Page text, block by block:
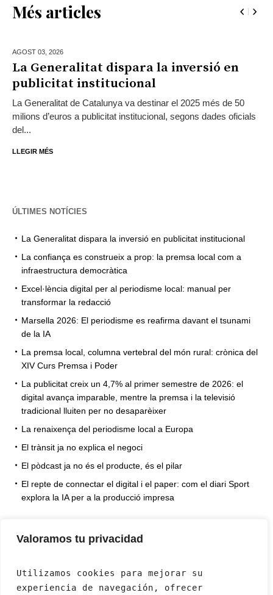
Valoramos tu privacidad
Utilizamos cookies para mejorar su
experiencia de navegación, ofrecer
Més articles
AGOST 03, 2026
La Generalitat dispara la inversió en
publicitat institucional
La Generalitat de Catalunya va destinar el 2025 més de 50
milions d’euros a publicitat institucional, segons dades oficials
del...
LLEGIR MÉS
ÚLTIMES NOTÍCIES
La Generalitat dispara la inversió en publicitat institucional
La confiança es construeix a prop: la premsa local com a
infraestructura democràtica
Excel·lència digital per al periodisme local: manual per
transformar la redacció
Marsella 2026: El periodisme es reafirma davant el tsunami
de la IA
La premsa local, columna vertebral del món rural: crònica del
XIV Curs Premsa i Poder
La publicitat creix un 4,7% al primer semestre de 2026: el
digital avança imparable, mentre la premsa i la televisió
tradicional lluiten per no desaparèixer
La renaixença del periodisme local a Europa
El trànsit ja no explica el negoci
El pòdcast ja no és el producte, és el pilar
El repte de connectar el digital i el paper: com el diari Sport
explora la IA per a la producció impresa